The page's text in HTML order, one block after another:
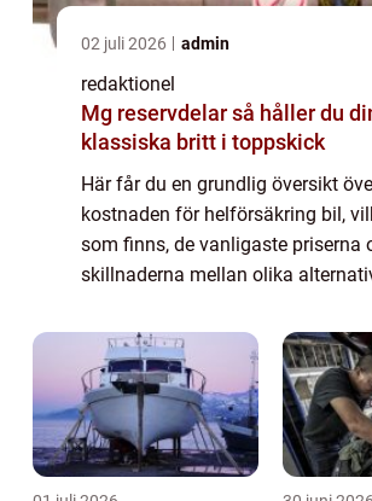
02 juli 2026 admin
redaktionel
Mg reservdelar så håller du din
klassiska britt i toppskick
Här får du en grundlig översikt
kostnaden för helförsäkring bil,
som finns, de vanligaste priserna
skillnaderna mellan olika
samt de viktigaste